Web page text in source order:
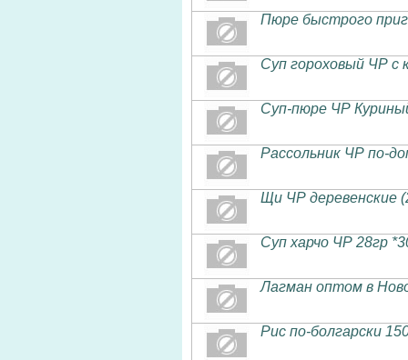
Пюре быстрого
Суп гороховый ЧР с
Суп-пюре ЧР
Рассольник ЧР по-
Щи ЧР деревенские
Суп харчо ЧР 28гр
Лагман оптом в
Рис по-болгарски